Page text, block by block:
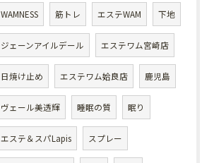
WAMNESS 筋トレ エステWAM 下地
ジェーンアイルデール エステワム宮崎店
日焼け止め エステワム姶良店 鹿児島
ヴェール美透輝 睡眠の質 眠り
エステ＆スパLapis スプレー